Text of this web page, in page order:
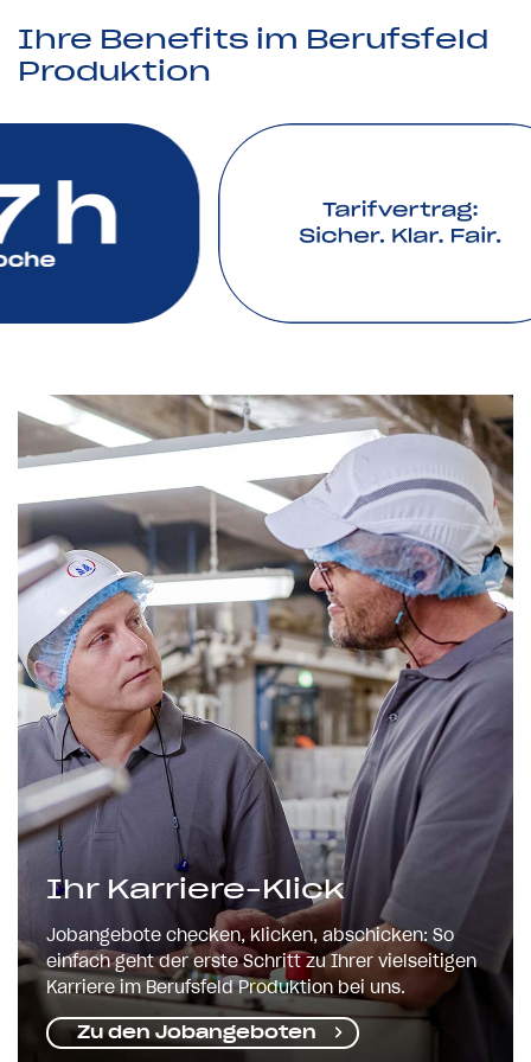
Ihre Benefits im Berufsfeld
Produktion
Ihr Karriere-Klick
Jobangebote checken, klicken, abschicken: So
einfach geht der erste Schritt zu Ihrer vielseitigen
Karriere im Berufsfeld Produktion bei uns.
Zu den Jobangeboten